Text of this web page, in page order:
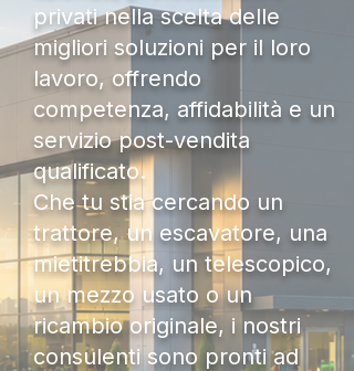
privati nella scelta delle
migliori soluzioni per il loro
lavoro, offrendo
competenza, affidabilità e un
servizio post-vendita
qualificato.
Che tu stia cercando un
trattore, un escavatore, una
mietitrebbia, un telescopico,
un mezzo usato o un
ricambio originale, i nostri
consulenti sono pronti ad